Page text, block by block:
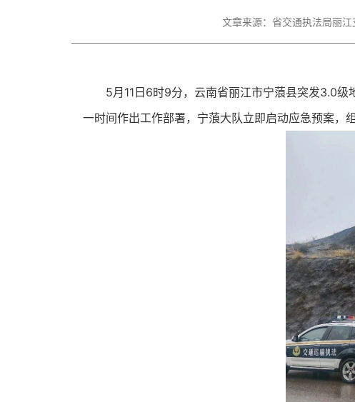
文章来源： 省交通执法局丽
5月11日6时9分，云南省丽江市宁蒗县突发3.0
一时间作出工作部署，宁蒗大队立即启动应急预案，